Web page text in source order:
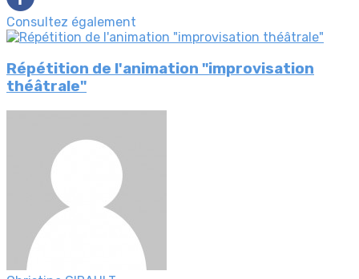
Consultez également
Répétition de l'animation "improvisation
théâtrale"